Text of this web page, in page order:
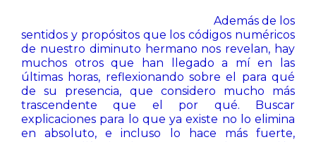
Además de los
sentidos y propósitos que los códigos numéricos
de nuestro diminuto hermano nos revelan, hay
muchos otros que han llegado a mí en las
últimas horas, reflexionando sobre el para qué
de su presencia, que considero mucho más
trascendente que el por qué. Buscar
explicaciones para lo que ya existe no lo elimina
en absoluto, e incluso lo hace más fuerte,